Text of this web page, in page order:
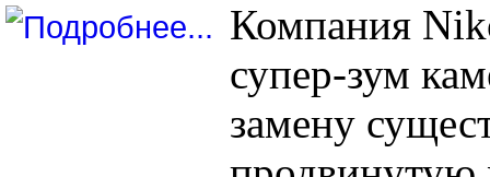
Компания
супер-зум
замену